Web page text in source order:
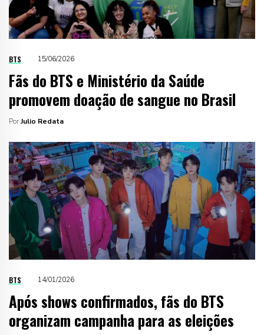
BTS 15/06/2026
Fãs do BTS e Ministério da Saúde
promovem doação de sangue no Brasil
PorJulio Redata
BTS 14/01/2026
Após shows confirmados, fãs do BTS
organizam campanha para as eleições